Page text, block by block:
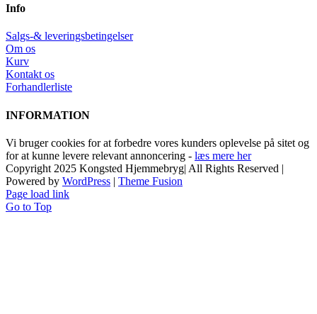
Info
Salgs-& leveringsbetingelser
Om os
Kurv
Kontakt os
Forhandlerliste
INFORMATION
Vi bruger cookies for at forbedre vores kunders oplevelse på sitet og
for at kunne levere relevant annoncering - læs mere her
Copyright 2025 Kongsted Hjemmebryg| All Rights Reserved |
Powered by WordPress | Theme Fusion
Page load link
Go to Top